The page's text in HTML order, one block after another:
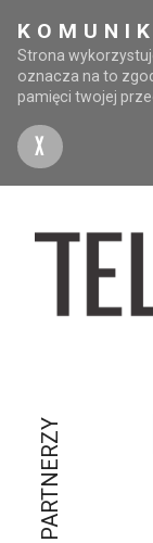
Strona
oznacza na to
pamięci twojej
X
PARTNERZY